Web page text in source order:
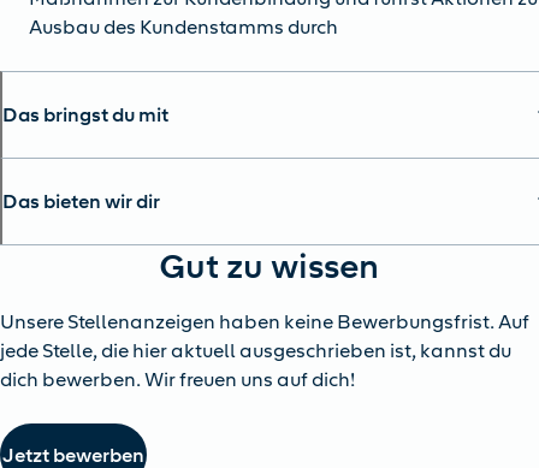
Ausbau des Kundenstamms durch
Das bringst du mit
Das bieten wir dir
Gut zu wissen
Unsere Stellenanzeigen haben keine Bewerbungsfrist. Auf
jede Stelle, die hier aktuell ausgeschrieben ist, kannst du
dich bewerben. Wir freuen uns auf dich!
Jetzt bewerben